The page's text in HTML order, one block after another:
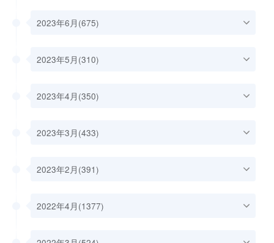
2023年6月(675)
2023年5月(310)
2023年4月(350)
2023年3月(433)
2023年2月(391)
2022年4月(1377)